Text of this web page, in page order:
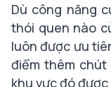
Dù công năng
thói quen nào
luôn được ưu
điểm thêm chút
khu vực đó